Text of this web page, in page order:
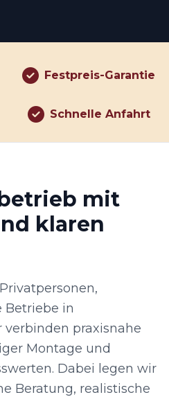
Festpreis-Garantie
Schnelle Anfahrt
mit
klaren
Betriebe in
praxisnahe
Montage und
Dabei legen wir
Beratung, realistische